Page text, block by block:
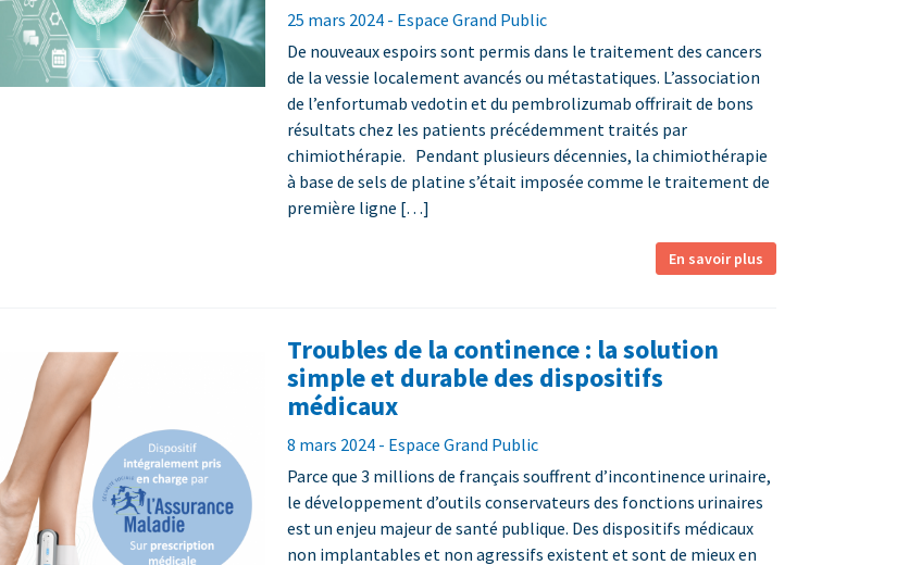
25 mars 2024 - Espace Grand Public
De nouveaux espoirs sont permis dans le traitement des cancers
de la vessie localement avancés ou métastatiques. L’association
de l’enfortumab vedotin et du pembrolizumab offrirait de bons
résultats chez les patients précédemment traités par
chimiothérapie. Pendant plusieurs décennies, la chimiothérapie
à base de sels de platine s’était imposée comme le traitement de
première ligne […]
En savoir plus
Troubles de la continence : la solution
simple et durable des dispositifs
médicaux
8 mars 2024 - Espace Grand Public
Parce que 3 millions de français souffrent d’incontinence urinaire,
le développement d’outils conservateurs des fonctions urinaires
est un enjeu majeur de santé publique. Des dispositifs médicaux
non implantables et non agressifs existent et sont de mieux en